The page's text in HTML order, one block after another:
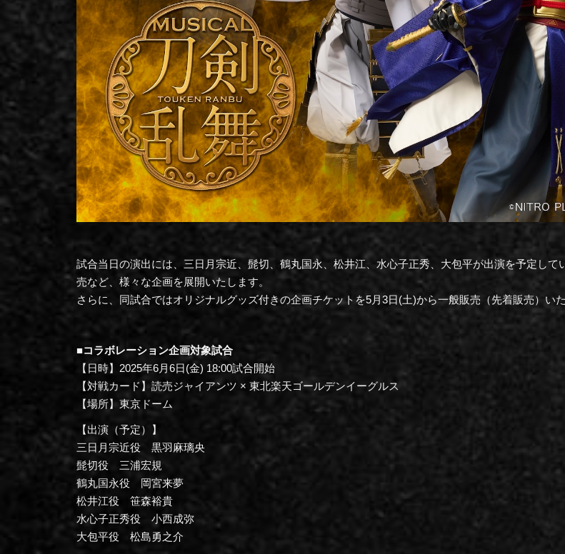
試合当日の演出には、三日月宗近、髭切、鶴丸国永、松井江、水心子正秀、大包平が出演を予定し
売など、様々な企画を展開いたします。
さらに、同試合ではオリジナルグッズ付きの企画チケットを5月3日(土)から一般販売（先着販売）いた
■コラボレーション企画対象試合
【日時】2025年6月6日(金) 18:00試合開始
【対戦カード】読売ジャイアンツ × 東北楽天ゴールデンイーグルス
【場所】東京ドーム
【出演（予定）】
三日月宗近役 黒羽麻璃央
髭切役 三浦宏規
鶴丸国永役 岡宮来夢
松井江役 笹森裕貴
水心子正秀役 小西成弥
大包平役 松島勇之介